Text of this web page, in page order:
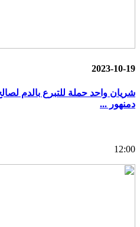
2023-10-19
شريان واحد حملة للتبرع بالدم
دمنهور ...
12:00